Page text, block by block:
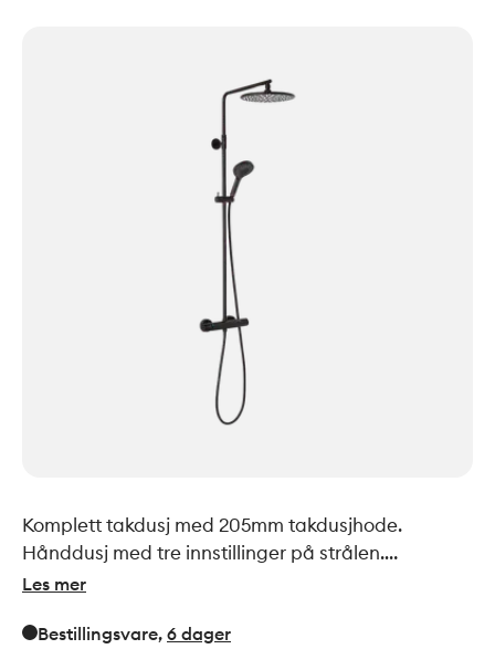
Komplett takdusj med 205mm takdusjhode.
Hånddusj med tre innstillinger på strålen.
Rubcelan for enkel fjerning av kalk og smuss på
mellom kaldt og varmt vann i termostatkranen.
Les mer
Bestillingsvare, 6 dager